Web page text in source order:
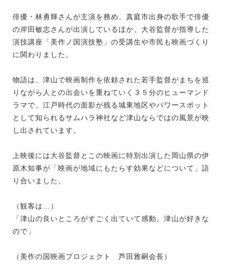
俳優・林勇輝さんが主演を務め、真庭市出身の歌手で俳優
の岸田敏志さんが出演しているほか、大谷監督が指導した
演技講座「美作ノ国演技塾」の受講生や市民も映画づくり
に関わりました。
物語は、津山で映画制作を依頼された若手監督がまちを巡
りながら人との出会いを重ねていく３５分のヒューマンド
ラマで、江戸時代の面影が残る城東地区やパワースポット
として知られるサムハラ神社など津山ならではの風景が映
し出されています。
上映後には大谷監督とこの映画に特別出演した岡山県の伊
原木知事が「映画が地域にもたらす効果などについて」語
り合いました。
（観客は…）
「津山の良いところがすごく出ていて感動。津山が好きな
ので」
（美作の国映画プロジェクト 芦田雅嗣会長）